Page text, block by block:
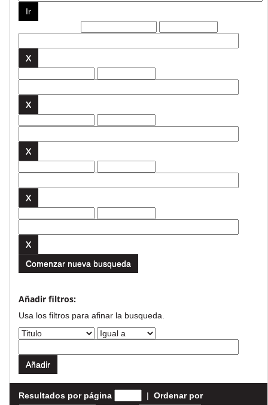
Comenzar nueva busqueda
Añadir filtros:
Usa los filtros para afinar la busqueda.
Resultados por página | Ordenar por